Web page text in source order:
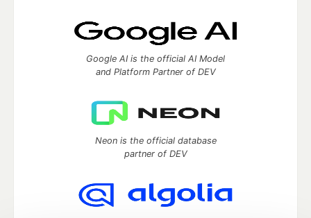
Google AI is the official AI Model
and Platform Partner of DEV
Neon is the official database
partner of DEV